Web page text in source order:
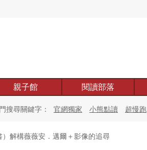
親子館 閱讀部落
搜尋關鍵字： 官網獨家 小熊點讀 超慢跑
解構薇薇安．邁爾＋影像的追尋